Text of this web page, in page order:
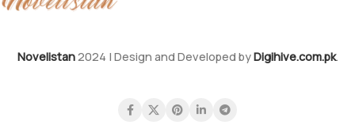
Novelistan2024 | Design and Developed byDigihive.com.pk.